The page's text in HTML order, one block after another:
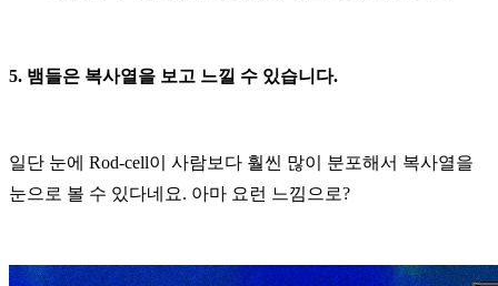
5. 뱀들은 복사열을 보고 느낄 수 있습니다.
일단 눈에 Rod-cell이 사람보다 훨씬 많이 분포해서 복사열을
눈으로 볼 수 있다네요. 아마 요런 느낌으로?